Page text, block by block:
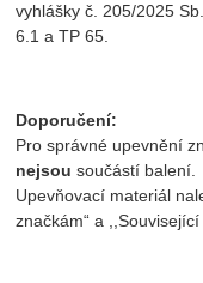
vyhlášky č. 205/2025
6.1 a TP 65.
Doporučení:
Pro správné upevnění
nejsou součástí balení.
Upevňovací materiál
značkám“ a ,,Související